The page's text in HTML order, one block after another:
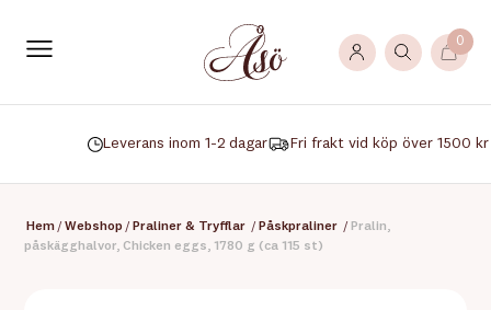
0
Leverans inom 1-2 dagar Fri frakt vid köp över 1500 kr
Hem / Webshop / Praliner & Tryfflar / Påskpraliner / Pralin,
påskägghalvor, Chicken eggs, 1780 g (ca 115 st)